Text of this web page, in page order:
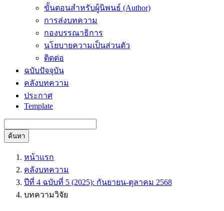
ขั้นตอนสำหรับผู้นิพนธ์ (Author)
การส่งบทความ
กองบรรณาธิการ
นโยบายความเป็นส่วนตัว
ติดต่อ
ฉบับปัจจุบัน
คลังบทความ
ประกาศ
Template
ค้นหา
หน้าแรก
คลังบทความ
ปีที่ 4 ฉบับที่ 5 (2025): กันยายน-ตุลาคม 2568
บทความวิจัย